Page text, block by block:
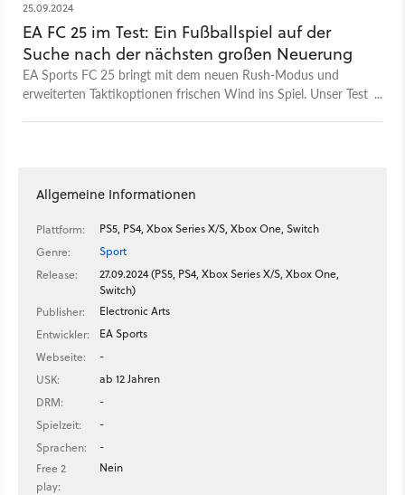
25.09.2024
EA FC 25 im Test: Ein Fußballspiel auf der
Suche nach der nächsten großen Neuerung
EA Sports FC 25 bringt mit dem neuen Rush-Modus und
erweiterten Taktikoptionen frischen Wind ins Spiel. Unser Test
Allgemeine Informationen
Plattform:
PS5, PS4, Xbox Series X/S, Xbox One, Switch
Genre:
Sport
Release:
27.09.2024 (PS5, PS4, Xbox Series X/S, Xbox One,
Switch)
Publisher:
Electronic Arts
Entwickler:
EA Sports
Webseite:
-
USK:
ab 12 Jahren
DRM:
-
Spielzeit:
-
Sprachen:
-
Free 2
play:
Nein